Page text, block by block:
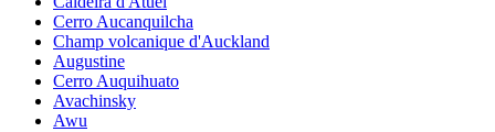
Cerro Aucanquilcha
Champ volcanique d'Auckland
Augustine
Cerro Auquihuato
Avachinsky
Awu